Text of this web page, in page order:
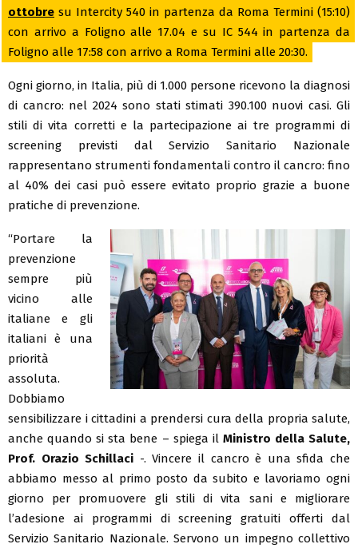
ottobre su Intercity 540 in partenza da Roma Termini (15:10)
con arrivo a Foligno alle 17.04 e su IC 544 in partenza da
Foligno alle 17:58 con arrivo a Roma Termini alle 20:30.
Ogni giorno, in Italia, più di 1.000 persone ricevono la diagnosi
di cancro: nel 2024 sono stati stimati 390.100 nuovi casi. Gli
stili di vita corretti e la partecipazione ai tre programmi di
screening previsti dal Servizio Sanitario Nazionale
rappresentano strumenti fondamentali contro il cancro: fino
al 40% dei casi può essere evitato proprio grazie a buone
pratiche di prevenzione.
“Portare la
prevenzione
sempre più
vicino alle
italiane e gli
italiani è una
priorità
assoluta.
Dobbiamo
sensibilizzare i cittadini a prendersi cura della propria salute,
anche quando si sta bene – spiega il Ministro della Salute,
Prof. Orazio Schillaci -. Vincere il cancro è una sfida che
abbiamo messo al primo posto da subito e lavoriamo ogni
giorno per promuovere gli stili di vita sani e migliorare
l’adesione ai programmi di screening gratuiti offerti dal
Servizio Sanitario Nazionale. Servono un impegno collettivo